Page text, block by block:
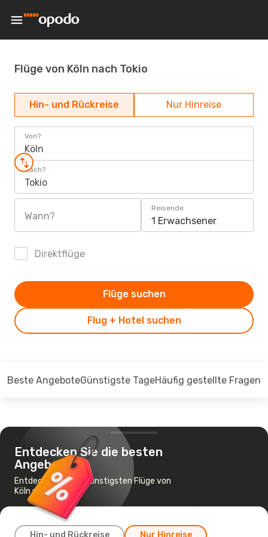
Flüge von Köln nach Tokio
Hin- und Rückreise Nur Hinreise
Von?
Köln
Nach?
Tokio
Wann?
Reisende
1 Erwachsener
Direktflüge
Flug + Hotel suchen
Flüge suchen
Beste AngeboteGünstigste TageHäufig gestellte Fragen
Entdecken Sie die besten
Angebote
Entdecken Sie die günstigsten Flüge von
Köln nach Tokio
Hin- und Rückreise Nur Hinreise